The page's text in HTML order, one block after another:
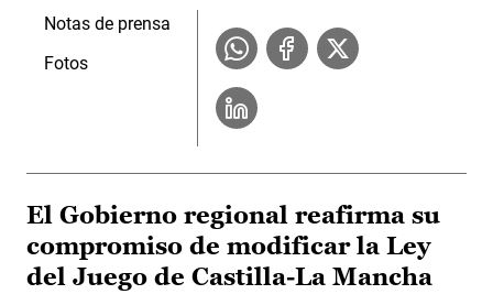
Notas de prensa
Fotos
El Gobierno regional reafirma su
compromiso de modificar la Ley
del Juego de Castilla-La Mancha